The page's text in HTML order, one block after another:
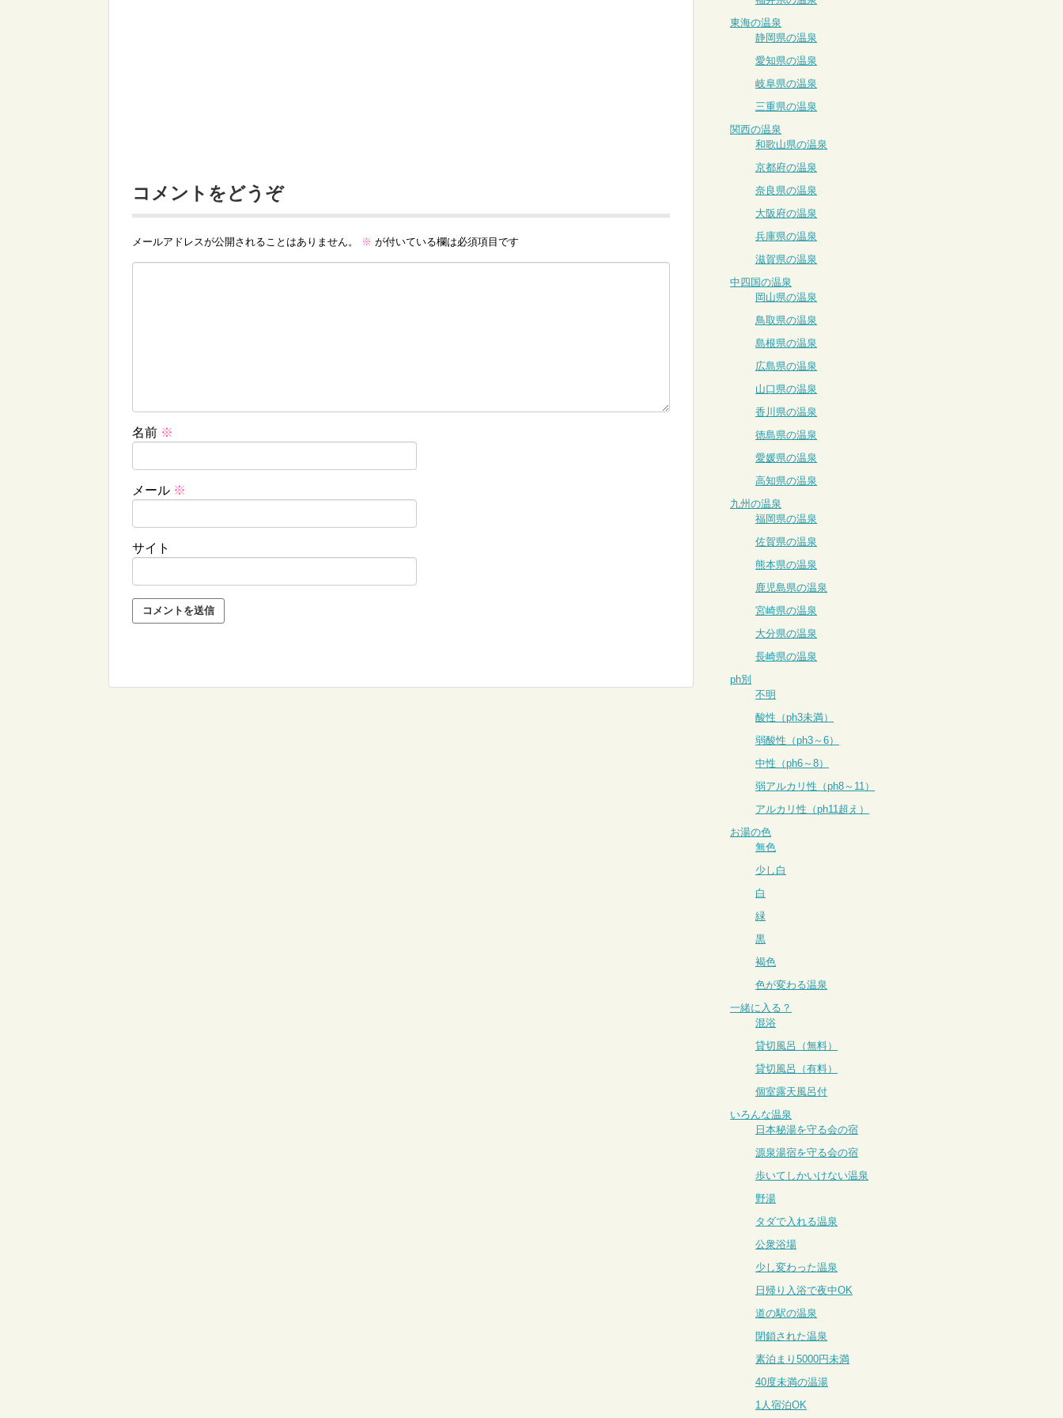
コメントをどうぞ
メールアドレスが公開されることはありません。 ※ が付いている欄は必須項目です
名前 ※
メール ※
サイト
東海の温泉
静岡県の温泉
愛知県の温泉
岐阜県の温泉
三重県の温泉
関西の温泉
和歌山県の温泉
京都府の温泉
奈良県の温泉
大阪府の温泉
兵庫県の温泉
滋賀県の温泉
中四国の温泉
岡山県の温泉
鳥取県の温泉
島根県の温泉
広島県の温泉
山口県の温泉
香川県の温泉
徳島県の温泉
愛媛県の温泉
高知県の温泉
九州の温泉
福岡県の温泉
佐賀県の温泉
熊本県の温泉
鹿児島県の温泉
宮崎県の温泉
大分県の温泉
長崎県の温泉
ph別
不明
酸性（ph3未満）
弱酸性（ph3～6）
中性（ph6～8）
弱アルカリ性（ph8～11）
アルカリ性（ph11超え）
お湯の色
無色
少し白
白
緑
黒
褐色
色が変わる温泉
一緒に入る？
混浴
貸切風呂（無料）
貸切風呂（有料）
個室露天風呂付
いろんな温泉
日本秘湯を守る会の宿
源泉湯宿を守る会の宿
歩いてしかいけない温泉
野湯
タダで入れる温泉
公衆浴場
少し変わった温泉
日帰り入浴で夜中OK
道の駅の温泉
閉鎖された温泉
素泊まり5000円未満
40度未満の温湯
1人宿泊OK